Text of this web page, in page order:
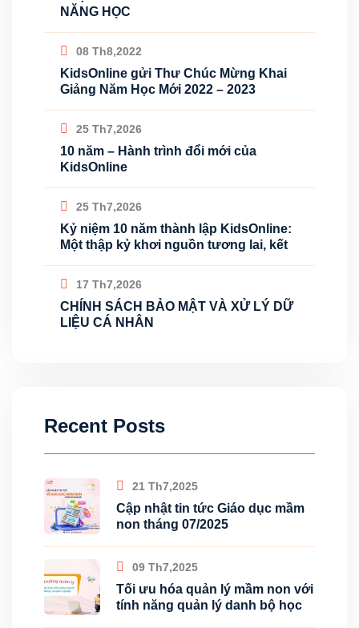
NĂNG HỌC
08 Th8,2022
KidsOnline gửi Thư Chúc Mừng Khai
Giảng Năm Học Mới 2022 – 2023
25 Th7,2026
10 năm – Hành trình đổi mới của
KidsOnline
25 Th7,2026
Kỷ niệm 10 năm thành lập KidsOnline:
Một thập kỷ khơi nguồn tương lai, kết
17 Th7,2026
CHÍNH SÁCH BẢO MẬT VÀ XỬ LÝ DỮ
LIỆU CÁ NHÂN
Recent Posts
21 Th7,2025
Cập nhật tin tức Giáo dục mầm
non tháng 07/2025
09 Th7,2025
Tối ưu hóa quản lý mầm non với
tính năng quản lý danh bộ học